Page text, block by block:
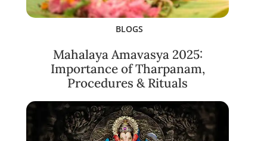
BLOGS
Mahalaya Amavasya 2025:
Importance of Tharpanam,
Procedures & Rituals